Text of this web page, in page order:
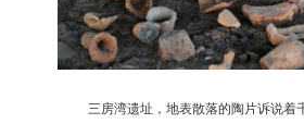
三房湾遗址，地表散落的陶片诉说着